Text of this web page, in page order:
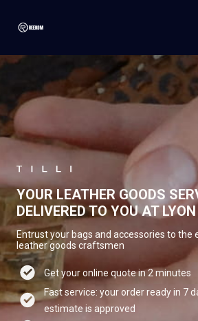
YOUR LEATHER GOODS
DELIVERED TO YOU AT
Entrust your bags and accessories to the
leather goods craftsmen
Get your online quote in 2 minutes
Fast service: your order ready in 7
estimate is approved